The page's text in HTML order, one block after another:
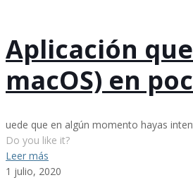
Aplicación
macOS) en
uede que en algún momento hayas
Do you like it?
Leer más
1 julio, 2020